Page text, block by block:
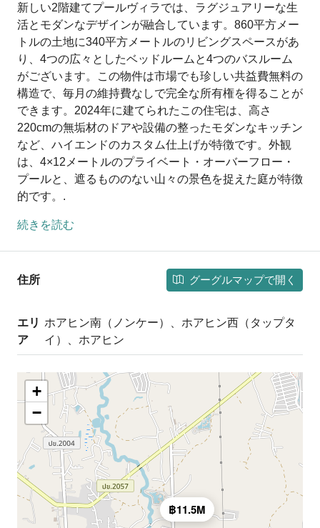
新しい2階建てプールヴィラでは、ラグジュアリーな生
活とモダンなデザインが融合しています。860平方メー
トルの土地に340平方メートルのリビングスペースがあ
り、4つの広々としたベッドルームと4つのバスルーム
がございます。この物件は市場でも珍しい共益費無料の
構造で、毎月の維持費なしで完全な所有権を得ることが
できます。2024年に建てられたこの住宅は、高さ
220cmの無垢材のドアや設備の整ったモダンなキッチン
など、ハイエンドのカスタム仕上げが特徴です。外観
は、4×12メートルのプライベート・オーバーフロー・
プールと、遮るもののない山々の景色を捉えた庭が特徴
的です。.
続きを読む
住所 グーグルマップで開く
エリ
ア
ホアヒン南（ノンケー）、ホアヒン西（タップタ
イ）、ホアヒン
฿11.5M
+
−